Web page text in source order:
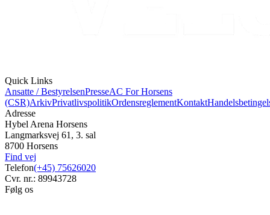
Quick Links
Ansatte / BestyrelsenPresseAC For Horsens
(CSR)ArkivPrivatlivspolitikOrdensreglementKontakt
Adresse
Hybel Arena Horsens
Langmarksvej 61, 3. sal
8700 Horsens
Find vej
Telefon(+45) 75626020
Cvr. nr.: 89943728
Følg os